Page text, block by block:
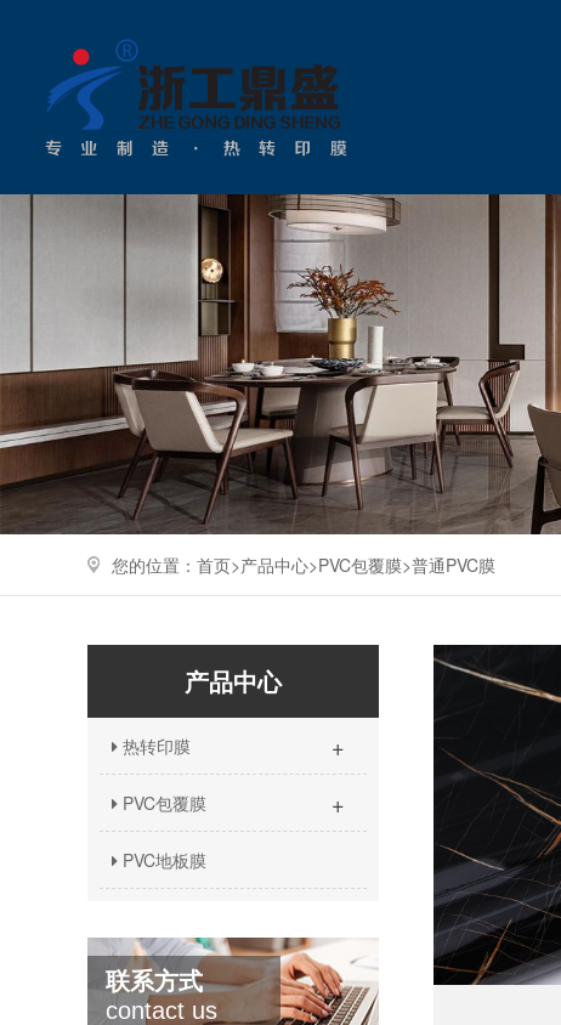
您的位置： 首页>产品中心>PVC包覆膜>普通PVC膜
产品中心
热转印膜 +
PVC包覆膜 +
PVC地板膜
联系方式
contact us